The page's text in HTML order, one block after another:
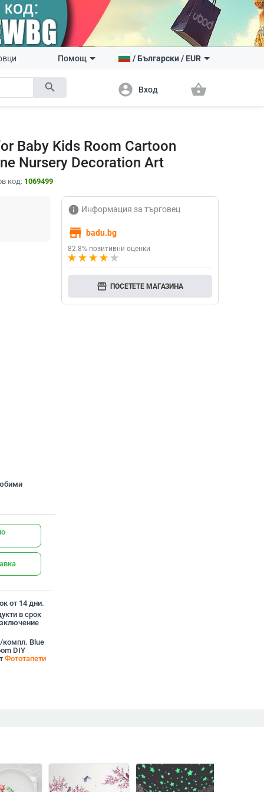
search
Помощ /Български/ EUR
account_circle Вход shopping_basket
Baby Kids Room Cartoon
Nursery Decoration Art
код: 1069499
от 14 дни.
в срок
компл. Blue
DIY
Фототапети
info Информация за търговец
store badu.bg
82.8% позитивни оценки
storefront ПОСЕТЕТЕ МАГАЗИНА